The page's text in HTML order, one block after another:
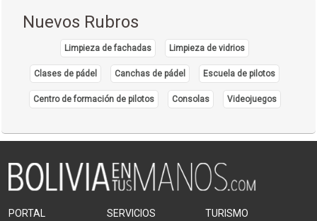
Nuevos Rubros
Limpieza de fachadas Limpieza de vidrios
Clases de pádel Canchas de pádel Escuela de pilotos
Centro de formación de pilotos Consolas Videojuegos
PORTAL SERVICIOS TURISMO